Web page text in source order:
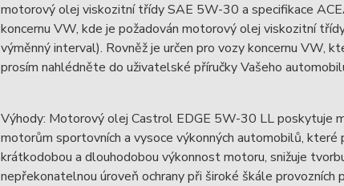
motorový olej viskozitní třídy SAE 5W-30 a specifikace
koncernu VW, kde je požadován motorový olej viskozitní
výměnný interval). Rovněž je určen pro vozy koncernu VW,
prosím nahlédněte do uživatelské příručky Vašeho
Výhody: Motorový olej Castrol EDGE 5W-30 LL poskytuje
motorům sportovních a vysoce výkonných automobilů,
krátkodobou a dlouhodobou výkonnost motoru, snižuje
nepřekonatelnou úroveň ochrany při široké škále